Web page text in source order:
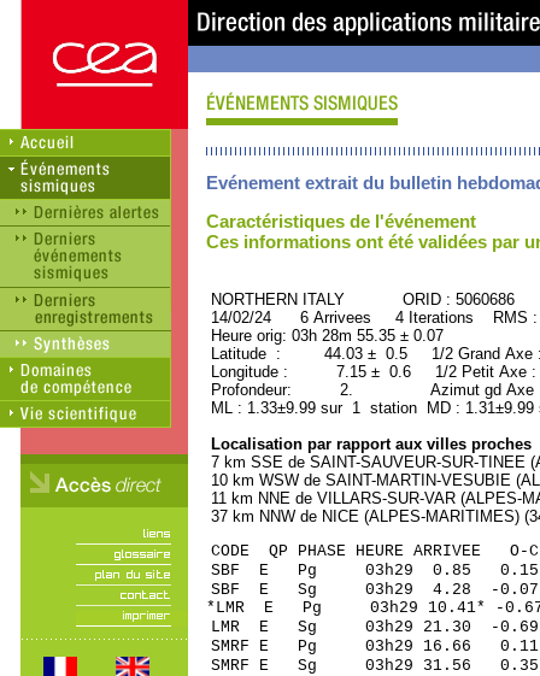
Evénement extrait du bulletin
Caractéristiques de l'événement
Ces informations ont été validées par
NORTHERN ITALY ORID : 5060686
14/02/24 6 Arrivees 4 Iterations RMS
Heure orig: 03h 28m 55.35 ± 0.07
Latitude : 44.03 ± 0.5 1/2 Grand
Longitude : 7.15 ± 0.6 1/2 Petit Axe
Profondeur: 2. Azimut gd Axe :
ML : 1.33±9.99 sur 1 station MD :
Localisation par rapport aux villes proches
7 km SSE de SAINT-SAUVEUR-SUR-TINEE
10 km WSW de SAINT-MARTIN-VESUBIE
11 km NNE de VILLARS-SUR-VAR (ALPES-
37 km NNW de NICE (ALPES-MARITIMES)
CODE QP PHASE HEURE
SBF E Pg 03h29
SBF E Sg 03h29 4.28 -
*LMR E Pg 03h29
LMR E Sg 03h29
SMRF E Pg 03h29
SMRF E Sg 03h29 31.56